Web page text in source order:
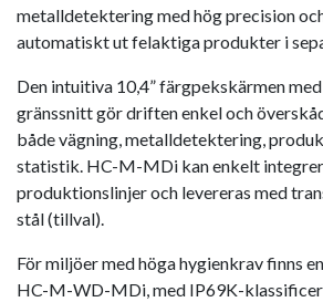
metalldetektering med hög precision
automatiskt ut felaktiga produkter i
Den intuitiva 10,4” färgpekskärmen
gränssnitt gör driften enkel och
både vägning, metalldetektering,
statistik. HC-M-MDi kan enkelt
produktionslinjer och levereras med
stål (tillval).
För miljöer med höga hygienkrav finns
HC-M-WD-MDi, med IP69K-